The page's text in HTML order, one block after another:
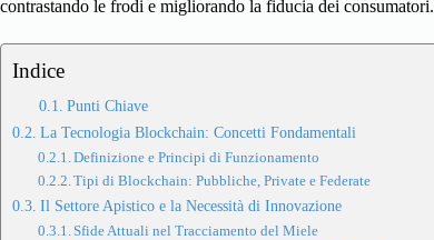
contrastando le frodi e migliorando la fiducia dei consumatori.
Indice
Punti Chiave
La Tecnologia Blockchain: Concetti Fondamentali
Definizione e Principi di Funzionamento
Tipi di Blockchain: Pubbliche, Private e Federate
Il Settore Apistico e la Necessità di Innovazione
Sfide Attuali nel Tracciamento del Miele